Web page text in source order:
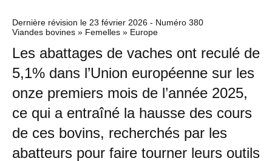
Dernière révision le 23 février 2026 - Numéro 380
Viandes bovines » Femelles » Europe
Les abattages de vaches ont reculé de
5,1% dans l’Union européenne sur les
onze premiers mois de l’année 2025,
ce qui a entraîné la hausse des cours
de ces bovins, recherchés par les
abatteurs pour faire tourner leurs outils